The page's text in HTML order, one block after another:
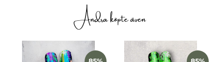
Andra köpte även